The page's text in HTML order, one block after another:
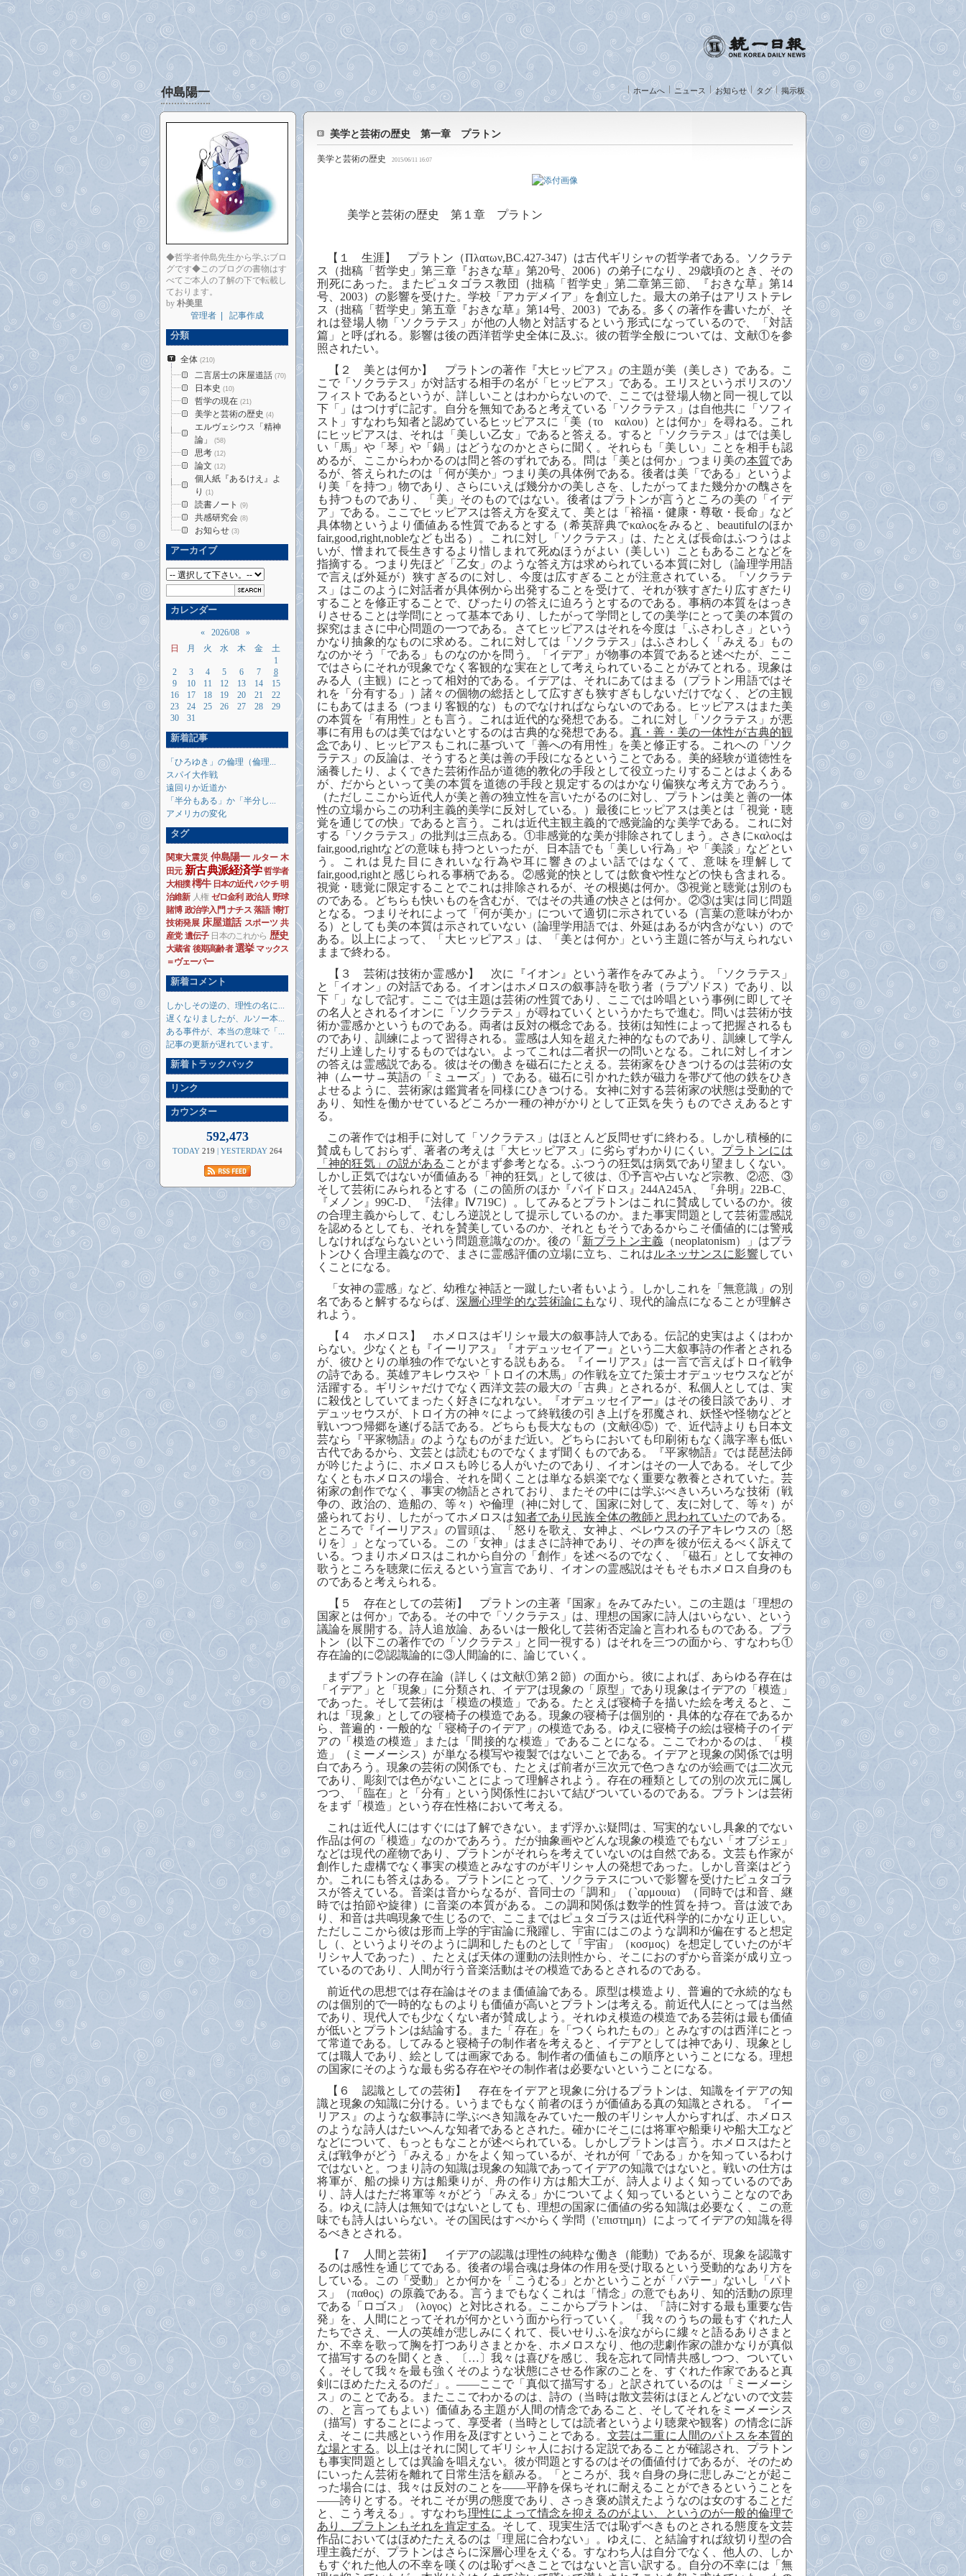
仲島陽一 ホームへ ニュース お知らせ タグ 掲示板
美学と芸術の歴史 第一章 プラトン
美学と芸術の歴史 2015/06/11 16:07
美学と芸術の歴史 第１章 プラトン
【１ 生涯】 プラトン（Πλατων,BC.427-347）は古代ギリシャの哲学者である。
ソクラテ
ス
（拙稿「哲学史」第三章『おきな草』第20号、 2006）の弟子になり、 29歳頃のとき、その
刑死にあった。またピュタゴラス教団（拙稿「哲学史」第二章第三節、『おきな草』第14
号、 2003）の影響を受けた。学校「 アカデメイア 」を創立した。最大の弟子はアリストテレ
ス
（拙稿「哲学史」第五章『おきな草』第14号、 2003）である。多くの著作を書いたが、そ
れは登場人物「ソクラテス」が他の人物と対話するという形式になっているので、「 対話
篇 」と呼ばれる。影響は後の西洋哲学史全体に及ぶ。彼の哲学全般については、文献①を参
照されたい。
【２ 美とは何か】 プラトンの著作『大ヒッピアス』の主題が美（美しさ）である。こ
こで「ソクラテス」が対話する相手の名が「ヒッピアス」である。エリスというポリスのソ
フィストであるというが、詳しいことはわからないので、ここでは登場人物と同一視して以
下「」はつけずに記す。自分を無知であると考えている「ソクラテス」は自他共に「ソフィ
スト」すなわち知者と認めているヒッピアスに「美（το καλου）とは何か」を尋ねる。これ
にヒッピアスは、それは「美しい乙女」であると答える。すると「ソクラテス」はでは美し
い「馬」や「琴」や「鍋」はどうなのかとさらに聞く。それらも「美しい」ことを相手も認
めるが、ここからわかるのは問と答のずれである。問は「美とは何か」つまり美の本質であ
るが、答えられたのは「何が美か」つまり美の具体例である。後者は美「である」というよ
り美「を持つ」物であり、さらにいえば幾分かの美しさを、したがってまた幾分かの醜さを
も持つものであり、「美」そのものではない。後者はプラトンが言うところの美の「 イデ
ア 」である。ここでヒッピアスは答え方を変えて、美とは「裕福・健康・尊敬・長命」など
具体物というより価値ある性質であるとする（希英辞典でκαλοςをみると、 beautifulのほか
fair,good,right,nobleなども出る ）。これに対し「ソクラテス」は、たとえば長命はふつうはよ
いが、憎まれて長生きするより惜しまれて死ぬほうがよい（美しい）こともあることなどを
指摘する。つまり先ほど「乙女」のような答え方は求められている本質に対し（論理学用語
で言えば外延が）狭すぎるのに対し、今度は広すぎることが注意されている。「ソクラテ
ス」はこのように対話者が具体例から出発することを受けて、それが狭すぎたり広すぎたり
することを修正することで、ぴったりの答えに迫ろうとするのである。事柄の本質をはっき
りさせることは学問にとって基本であり、したがって学問としての美学にとって美の本質の
探究はまさに中心問題の一つである。さてヒッピアスはそれを今度は「ふさわしさ」という
かなり抽象的なものに求める。これに対しては「ソクラテス」はふさわしく「みえる」もの
なのかそう「である」ものなのかを問う。「イデア」が物事の本質であると述べたが、ここ
ではさらにそれが現象でなく客観的な実在として考えられていることがみてとれる。現象は
みる人（主観）にとって相対的である。イデアは、それにあてはまる（プラトン用語ではそ
れを「分有する」）諸々の個物の総括として広すぎも狭すぎもしないだけでなく、どの主観
にもあてはまる（つまり客観的な）ものでなければならないのである。ヒッピアスはまた美
の本質を「有用性」とも言う。これは近代的な発想である。これに対し「ソクラテス」が悪
事に有用ものは美ではないとするのは古典的な発想である。真・善・美の一体性が古典的観
念であり、ヒッピアスもこれに基づいて「善への有用性」を美と修正する。これへの「ソク
ラテス」の反論は、そうすると美は善の手段になるということである。美的経験が道徳性を
涵養したり、よくできた芸術作品が道徳的教化の手段として役立ったりすることはよくある
が、だからといって美の本質を道徳の手段と規定するのはかなり偏狭な考え方であろう。
（ただしここから近代人が美と善の独立性を言いたがるのに対し、プラトンは美と善の一体
性の立場からこの功利主義的美学に反対している。）最後にヒッピアスは美とは「視覚・聴
覚を通じての快」であると言う。これは近代主観主義的で感覚論的な美学である。これに対
する「ソクラテス」の批判は三点ある。①非感覚的な美が排除されてしまう。さきにκαλοςは
fair,good,rightなどの意味も持つといったが、日本語でも「美しい行為」や「美談」などとい
う。これは見た目にきれいな行為や耳に響きのよい話ではなくて、意味を理解して
fair,good,rightと感じられる事柄である。②感覚的快としては飲食や性などの快も含まれる。
視覚・聴覚に限定することでこれは排除されるが、その根拠は何か。③視覚と聴覚は別のも
のである。どちらも快いものを含むが、ではその共通の快さとは何か。②③は実は同じ問題
となる。つまりそれによって「何が美か」について適切に示されている（言葉の意味がわか
る）としても美の本質は示されていない（論理学用語では、外延はあるが内含がない）ので
ある。以上によって、「大ヒッピアス」は、「美とは何か」という主題に答が与えられない
ままで終わる。
【３ 芸術は技術か霊感か】 次に『イオン』という著作をみてみよう。「ソクラテス」
と「イオン」の対話である。イオンはホメロスの叙事詩を歌う者（ラプソドス）であり、以
下「」なしで記す。ここでは主題は芸術の性質であり、ここでは吟唱という事例に即してそ
の名人とされるイオンに「ソクラテス」が尋ねていくというかたちで進む。問いは芸術が技
術か霊感かというものである。両者は反対の概念である。技術は知性によって把握されるも
のであり、訓練によって習得される。霊感は人知を超えた神的なものであり、訓練して学ん
だり上達したりするものではない。よってこれは二者択一の問いとなる。これに対しイオン
の答えは霊感説である。彼はその働きを磁石にたとえる。芸術家をひきつけるのは芸術の女
神（ムーサ→英語の「ミューズ」）である。磁石に引かれた鉄が磁力を帯びて他の鉄をひき
よせるように、芸術家は鑑賞者を同様にひきつける。女神に対する芸術家の状態は受動的で
あり、知性を働かせているどころか一種の神がかりとして正気を失うものでさえあるとす
る。
この著作では相手に対して「ソクラテス」はほとんど反問せずに終わる。しかし積極的に
賛成もしておらず、著者の考えは「大ヒッピアス」に劣らずわかりにくい。 プラトンには
「神的狂気」の説がある ことがまず参考となる。ふつうの狂気は病気であり望ましくない。
しかし正気ではないが価値ある「神的狂気」として彼は、①予言や占いなど宗教、②恋、③
そして芸術にみられるとする（この箇所のほか『パイドロス』 244A245A 、『弁明』 22B-C
『メノン』99C-D 、『法律』Ⅳ719C）。してみるとプラトンはこれに賛成しているのか。彼
の合理主義からして、むしろ逆説として提示しているのか。また事実問題として芸術霊感説
を認めるとしても、それを賛美しているのか、それともそうであるからこそ価値的には警戒
しなければならないという問題意識なのか。後の「 新プラトン主義（neoplatonism）」はプラ
トンひく合理主義なので、まさに霊感評価の立場に立ち、これはルネッサンスに影響してい
くことになる。
「女神の霊感」など、幼稚な神話と一蹴したい者もいよう。しかしこれを「無意識」の別
名であると解するならば、 深層心理学的な芸術論にも なり、現代的論点になることが理解さ
れよう。
【４ ホメロス】 ホメロスはギリシャ最大の叙事詩人である。伝記的史実はよくはわか
らない。少なくとも『イーリアス』『オデュッセイアー』という二大叙事詩の作者とされる
が、彼ひとりの単独の作でないとする説もある。『イーリアス』は一言で言えばトロイ戦争
の詩である。英雄アキレウスや「トロイの木馬」の作戦を立てた策士オデュッセウスなどが
活躍する。ギリシャだけでなく西洋文芸の最大の「古典」とされるが、私個人としては、実
に殺伐としていてまったく好きになれない。『オデュッセイアー』はその後日談であり、オ
デュッセウスが、トロイ方の神々によって終戦後の引き上げを邪魔され、妖怪や怪物などと
戦いつつ帰郷を遂げる話である。どちらも長大なもの（文献④⑤）で、近代詩よりも日本文
芸なら『平家物語』のようなものがまだ近い。どちらにおいても印刷術もなく識字率も低い
古代であるから、文芸とは読むものでなくまず聞くものである。『平家物語』では琵琶法師
が吟じたように、ホメロスも吟じる人がいたのであり、イオンはその一人である。そして少
なくともホメロスの場合、それを聞くことは単なる娯楽でなく重要な教養とされていた。芸
術家の創作でなく、事実の物語とされており、またその中には学ぶべきいろいろな技術（戦
争の、政治の、造船の、等々）や倫理（神に対して、国家に対して、友に対して、等々）が
盛られており、したがってホメロスは知者であり民族全体の教師と思われていたのである。
ところで『イーリアス』の冒頭は、「怒りを歌え、女神よ、ペレウスの子アキレウスの〔怒
りを〕」となっている。この「女神」はまさに詩神であり、その声を彼が伝えるべく訴えて
いる。つまりホメロスはこれから自分の「創作」を述べるのでなく、「磁石」として女神の
歌うところを聴衆に伝えるという宣言であり、イオンの霊感説はそもそもホメロス自身のも
のであると考えられる。
【５ 存在としての芸術】 プラトンの主著『国家』をみてみたい。この主題は「理想の
国家とは何か」である。その中で「ソクラテス」は、理想の国家に詩人はいらない、という
議論を展開する。詩人追放論、あるいは一般化して芸術否定論と言われるものである。プラ
トン（以下この著作での「ソクラテス」と同一視する）はそれを三つの面から、すなわち①
存在論的に②認識論的に③人間論的に、論じていく。
まずプラトンの存在論（詳しくは文献①第２節）の面から。彼によれば、あらゆる存在は
「イデア」と「現象」に分類され、イデアは現象の「原型」であり現象はイデアの「模造」
であった。そして芸術は「模造の模造」である。たとえば寝椅子を描いた絵を考えると、こ
れは「現象」としての寝椅子の模造である。現象の寝椅子は個別的・具体的な存在であるか
ら、普遍的・一般的な「寝椅子のイデア」の模造である。ゆえに寝椅子の絵は寝椅子のイデ
アの「模造の模造」または「間接的な模造」であることになる。ここでわかるのは、「模
造」（ミーメーシス）が単なる模写や複製ではないことである。イデアと現象の関係では明
白であろう。現象の芸術の関係でも、たとえば前者が三次元で色つきなのが絵画では二次元
であり、彫刻では色がないことによって理解されよう。存在の種類としての別の次元に属し
つつ、「臨在」と「分有」という関係性において結びついているのである。プラトンは芸術
をまず「模造」という存在性格において考える。
これは近代人にはすぐには了解できない。まず浮かぶ疑問は、写実的ないし具象的でない
作品は何の「模造」なのかであろう。だが抽象画やどんな現象の模造でもない「オブジェ」
などは現代の産物であり、プラトンがそれらを考えていないのは自然である。文芸も作家が
創作した虚構でなく事実の模造とみなすのがギリシャ人の発想であった。しかし音楽はどう
か。これにも答えはある。プラトンにとって、ソクラテスについで影響を受けたピュタゴラ
スが答えている。音楽は音からなるが、音同士の「調和」（ `αρμουια）（同時では和音、継
時では拍節や旋律）に音楽の本質がある。この調和関係は数学的性質を持つ。音は波であ
り、和音は共鳴現象で生じるので、ここまではピュタゴラスは近代科学的にかなり正しい。
ただしここから彼は形而上学的宇宙論に飛躍し、宇宙にはこのような調和が偏在すると想定
し（、というよりそのように調和したものとして「宇宙」（κοσμος）を想定していたのがギ
リシャ人であった）、たとえば天体の運動の法則性から、そこにおのずから音楽が成り立っ
ているのであり、人間が行う音楽活動はその模造であるとされるのである。
前近代の思想では存在論はそのまま価値論である。原型は模造より、普遍的で永続的なも
のは個別的で一時的なものよりも価値が高いとプラトンは考える。前近代人にとっては当然
であり、現代人でも少なくない者が賛成しよう。それゆえ模造の模造である芸術は最も価値
が低いとプラトンは結論する。また「存在」を「つくられたもの」とみなすのは西洋にとっ
て常道である。してみると寝椅子の制作者を考えると、イデアとしては神であり、現象とし
ては職人であり、絵としては画家である。制作者の価値もこの順序ということになる。理想
の国家にそのような最も劣る存在やその制作者は必要ないということになる。
【６ 認識としての芸術】 存在をイデアと現象に分けるプラトンは、知識をイデアの知
識と現象の知識に分ける。いうまでもなく前者のほうが価値ある真の知識とされる。『イー
リアス』のような叙事詩に学ぶべき知識をみていた一般のギリシャ人からすれば、ホメロス
のような詩人はたいへんな知者であるとされた。確かにそこには将軍や船乗りや船大工など
などについて、もっともなことが述べられている。しかしプラトンは言う。ホメロスはたと
えば戦争がどう「みえる」かをよく知っているが、それが何「である」かを知っているわけ
ではないと。つまり詩の知識は現象の知識であってイデアの知識ではないと。戦いの仕方は
将軍が、船の操り方は船乗りが、舟の作り方は船大工が、詩人よりよく知っているのであ
り、詩人はただ将軍等々がどう「みえる」かについてよく知っているということなのであ
る。ゆえに詩人は無知ではないとしても、理想の国家に価値の劣る知識は必要なく、この意
味でも詩人はいらない。その国民はすべからく学問（'επιστημη）によってイデアの知識を得
るべきとされる。
【７ 人間と芸術】 イデアの認識は理性の純粋な働き（能動）であるが、現象を認識す
るのは感性を通じてである。後者の場合魂は身体の作用を受け取るという受動的なあり方を
している。この「受動」とか何かを「こうむる」とかということが「パテー」ないし「パト
ス」（παθος）の原義である。言うまでもなくこれは「情念」の意でもあり、知的活動の原理
である「ロゴス」（λογος）と対比される。ここからプラトンは、「詩に対する最も重要な告
発」を、人間にとってそれが何かという面から行っていく。「我々のうちの最もすぐれた人
たちでさえ、一人の英雄が悲しみにくれて、長いせりふを涙ながらに縷々と語るありさまと
か、不幸を歌って胸を打つありさまとかを、ホメロスなり、他の悲劇作家の誰かなりが真似
て描写するのを聞くとき、〔…〕我々は喜びを感じ、我を忘れて同情共感しつつ、ついてい
く。そして我々を最も強くそのような状態にさせる作家のことを、すぐれた作家であると真
剣にほめたたえるのだ」。――ここで「真似て描写する」と訳されているのは「ミーメーシ
ス」のことである。またここでわかるのは、詩の（当時は散文芸術はほとんどないので文芸
の、と言ってもよい）価値ある主題が人間の情念であること、そしてそれをミーメーシス
（描写）することによって、享受者（当時としては読者というより聴衆や観客）の情念に訴
え、そこに共感という作用を及ぼすということである。 文芸は二重に人間のパトスを本質的
な場とする 。以上はそれに関してギリシャ人における定説であることが確認され、プラトン
も事実問題としては異論を唱えない。彼が問題とするのはその価値付けであるが、そのため
にいったん芸術を離れて日常生活を顧みる。「ところが、我々自身の身に悲しみごとが起こ
った場合には、我々は反対のことを――平静を保ちそれに耐えることができるということを
――誇りとする。それこそが男の態度であり、さっき褒め讃えたようなのは女のすることだ
と、こう考える」。すなわち理性によって情念を抑えるのがよい、というのが一般的倫理で
あり、プラトンもそれを肯定する 。そして、現実生活では恥ずべきものとされる態度を文芸
作品においてはほめたたえるのは「理屈に合わない」。ゆえに、と結論すれば紋切り型の合
理主義だが、プラトンはさらに深層心理をえぐる。すなわち人は自分でなく、他人の、しか
もすぐれた他人の不幸を嘆くのは恥ずべきことではないと言い訳する。自分の不幸には「無
◆哲学者仲島先生から学ぶブロ
グです◆このブログの書物はす
べてご本人の了解の下で転載し
ております。
by 朴美里
管理者
記事作成
分類
全体 (210)
二言居士の床屋道話 (70)
日本史 (10)
哲学の現在 (21)
美学と芸術の歴史 (4)
エルヴェシウス「精神
論」
(58)
思考 (12)
論文 (12)
個人紙『あるけえ』よ
り (1)
読書ノート (9)
共感研究会 (8)
お知らせ (3)
アーカイブ
カレンダー
« 2026/08
»
日
月 火 水 木 金
土
1
2
3 4 5 6 7
8
9
10 11 12 13 14
15
16
17 18 19 20 21
22
23
24 25 26 27 28
29
30
31
新着記事
「ひろゆき」の倫理（倫理...
スパイ大作戦
遠回りか近道か
「半分もある」か「半分し...
アメリカの変化
タグ
関東大震災 仲島陽一 ルター 木
田元 新古典派経済学 哲学者
大相撲 樗牛 日本の近代 バクチ 明
治維新 人権 ゼロ金利 政治人 野球
賭博 政治学入門 ナチス 落語 博打
技術発展 床屋道話 スポーツ 共
産党 遺伝子 日本のこれから 歴史
大蔵省 後期高齢者 選挙 マックス
＝ヴェーバー
新着コメント
しかしその逆の、理性の名に...
遅くなりましたが、ルソー本...
ある事件が、本当の意味で「...
記事の更新が遅れています。
新着トラックバック
リンク
カウンター
592,473
TODAY 219 | YESTERDAY 264